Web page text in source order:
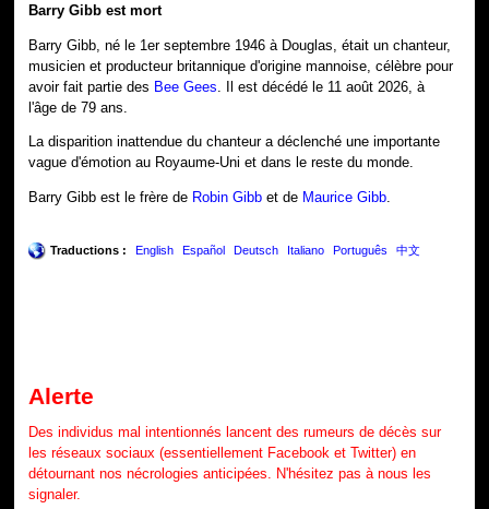
Barry Gibb est mort
Barry Gibb, né le 1er septembre 1946 à Douglas, était un chanteur,
musicien et producteur britannique d'origine mannoise, célèbre pour
avoir fait partie des Bee Gees . Il est décédé le 11 août 2026, à
l'âge de 79 ans.
La disparition inattendue du chanteur a déclenché une importante
vague d'émotion au Royaume-Uni et dans le reste du monde.
Barry Gibb est le frère de Robin Gibb et de Maurice Gibb.
Traductions : English Español Deutsch Italiano Português 中文
Alerte
Des individus mal intentionnés lancent des rumeurs de décès sur
les réseaux sociaux (essentiellement Facebook et Twitter) en
détournant nos nécrologies anticipées. N'hésitez pas à nous les
signaler.